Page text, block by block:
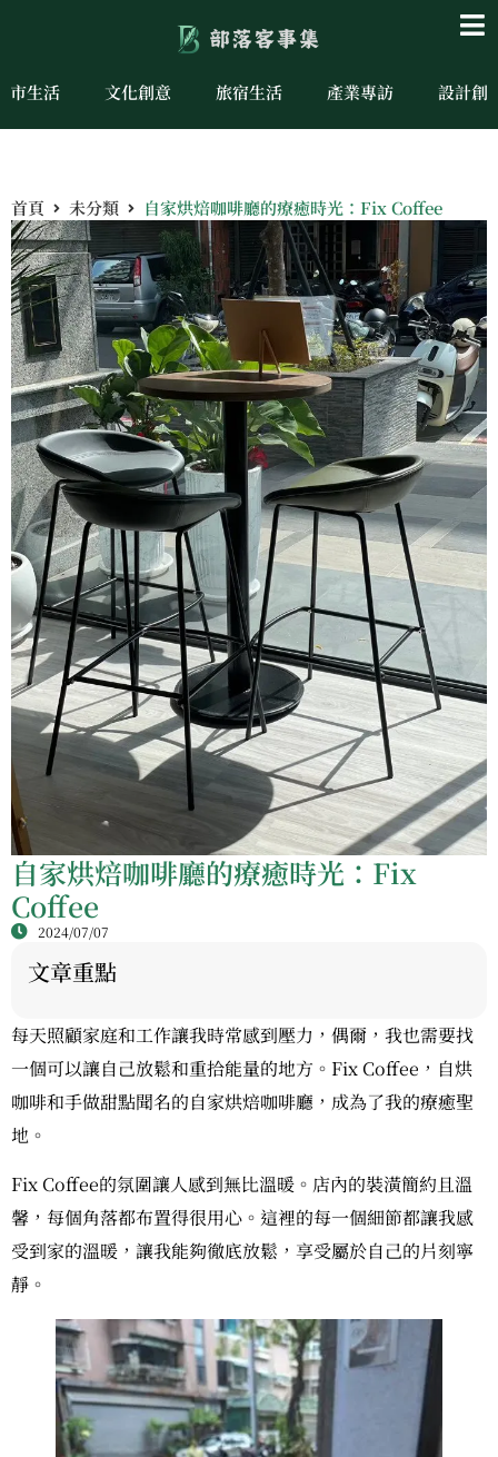
市生活 文化創意 旅宿生活 產業專訪 設計創
首頁 未分類 自家烘焙咖啡廳的療癒時光：Fix Coffee
自家烘焙咖啡廳的療癒時光：Fix
Coffee
2024/07/07
文章重點
每天照顧家庭和工作讓我時常感到壓力，偶爾，我也需要找
一個可以讓自己放鬆和重拾能量的地方。Fix Coffee，自烘
咖啡和手做甜點聞名的自家烘焙咖啡廳，成為了我的療癒聖
地。
Fix Coffee的氛圍讓人感到無比溫暖。店內的裝潢簡約且溫
馨，每個角落都布置得很用心。這裡的每一個細節都讓我感
受到家的溫暖，讓我能夠徹底放鬆，享受屬於自己的片刻寧
靜。